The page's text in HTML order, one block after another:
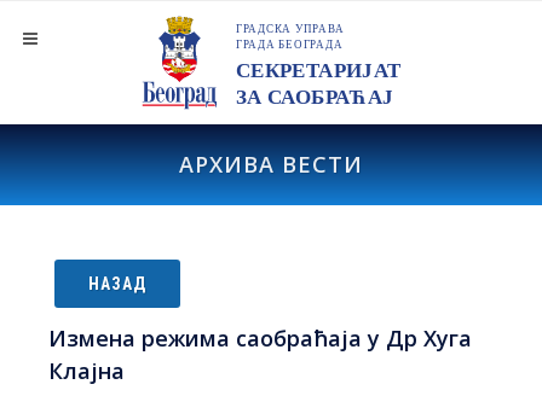
АРХИВА ВЕСТИ
НАЗАД
Измена режима саобраћаја у Др Хуга
Клајна